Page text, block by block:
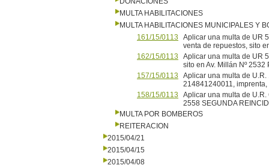
MULTA HABILITACIONES
MULTA HABILITACIONES MUNICIPALES Y
161/15/0113
Aplicar una multa de UR
venta de repuestos, sito
162/15/0113
Aplicar una multa de UR
sito en Av. Millán Nº
157/15/0113
Aplicar una multa de U.R.
214841240011, imprenta,
158/15/0113
Aplicar una multa de U.R.
2558 SEGUNDA
MULTA POR BOMBEROS
REITERACION
2015/04/21
2015/04/15
2015/04/08